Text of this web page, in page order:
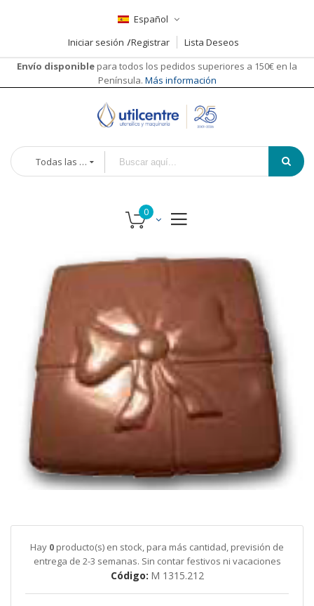
Español
Iniciar sesión
Registrar
Lista Deseos
Envío disponible para todos los pedidos superiores a 150€ en la
Península. Más información
Todas las categorías
imágenes
comienzo
galería
imágenes
Hay 0 producto(s) en stock, para más cantidad, previsión de
entrega de 2-3 semanas. Sin contar festivos ni vacaciones
Código M 1315.212